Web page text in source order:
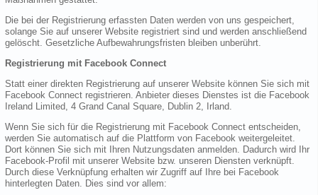
Die bei der Registrierung erfassten Daten werden von uns gespeichert,
solange Sie auf unserer Website registriert sind und werden anschließend
gelöscht. Gesetzliche Aufbewahrungsfristen bleiben unberührt.
Registrierung mit Facebook Connect
Statt einer direkten Registrierung auf unserer Website können Sie sich mit
Facebook Connect registrieren. Anbieter dieses Dienstes ist die Facebook
Ireland Limited, 4 Grand Canal Square, Dublin 2, Irland.
Wenn Sie sich für die Registrierung mit Facebook Connect entscheiden,
werden Sie automatisch auf die Plattform von Facebook weitergeleitet.
Dort können Sie sich mit Ihren Nutzungsdaten anmelden. Dadurch wird Ihr
Facebook-Profil mit unserer Website bzw. unseren Diensten verknüpft.
Durch diese Verknüpfung erhalten wir Zugriff auf Ihre bei Facebook
hinterlegten Daten. Dies sind vor allem: